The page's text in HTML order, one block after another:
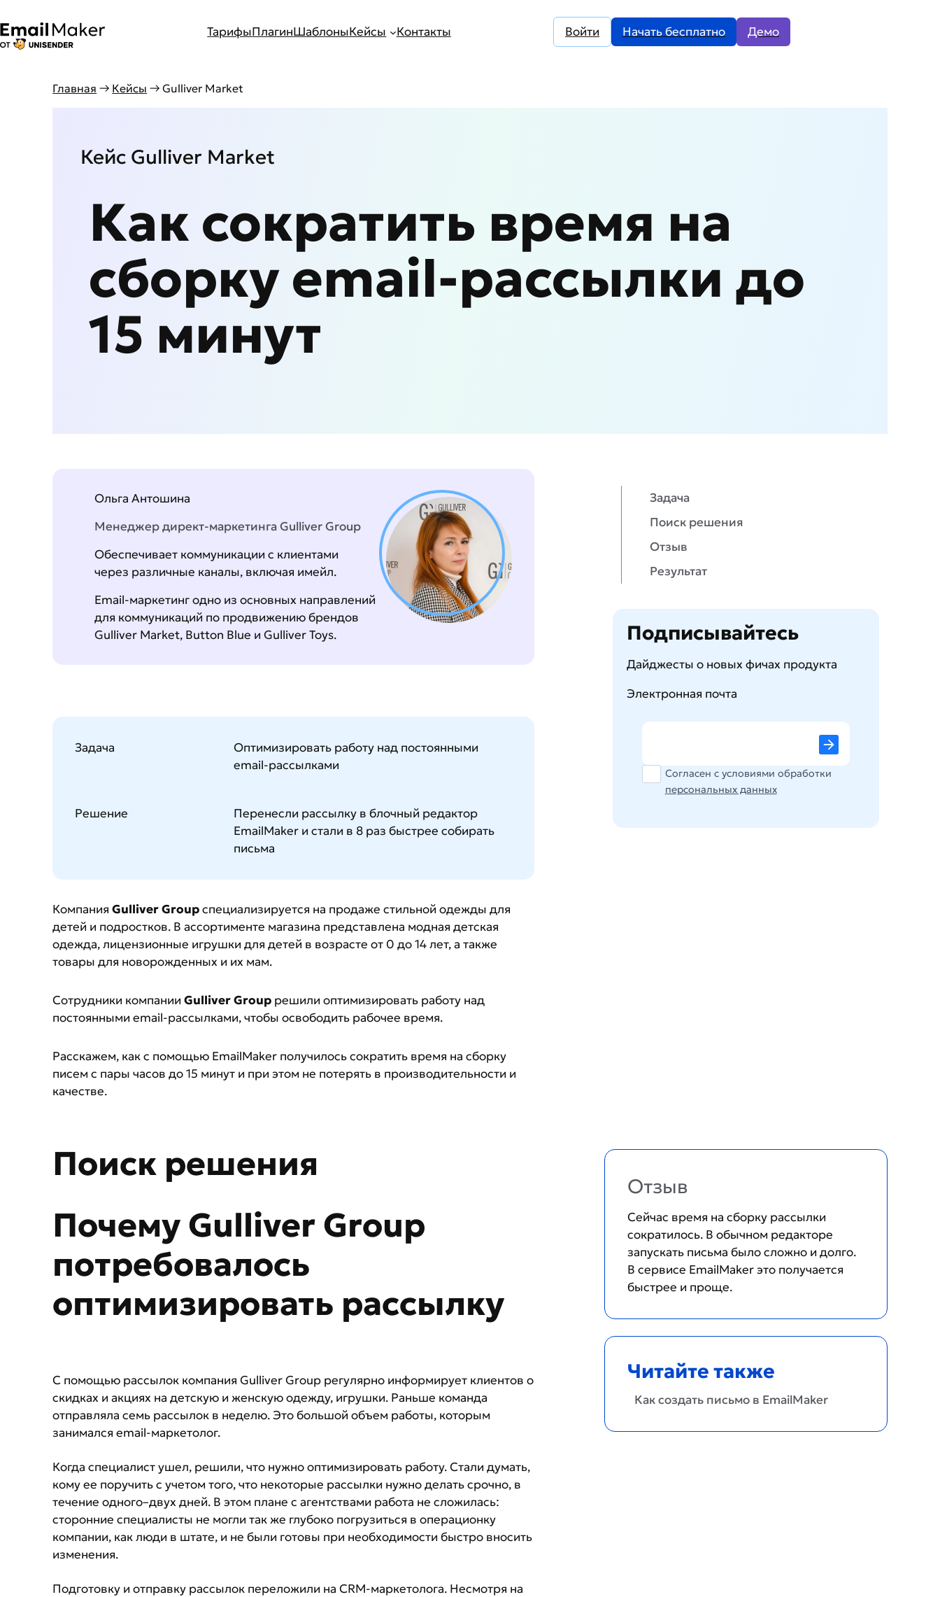
ТарифыПлагинШаблоныКейсы Контакты Войти Начать бесплатно Демо
Главная → Кейсы → Gulliver Market
Кейс Gulliver Market
Как сократить время на
сборку email-рассылки до
15 минут
Ольга Антошина
Менеджер директ-маркетинга Gulliver Group
Обеспечивает коммуникации с клиентами
через различные каналы, включая имейл.
Еmail-маркетинг одно из основных направлений
для коммуникаций по продвижению брендов
Gulliver Market, Button Blue и Gulliver Toys.
Задача
Оптимизировать работу над постоянными
email-рассылками
Решение
Перенесли рассылку в блочный редактор
EmailMaker и стали в 8 раз быстрее собирать
письма
КомпанияGulliver Groupспециализируется на продаже стильной одежды для
детей и подростков. В ассортименте магазина представлена модная детская
одежда, лицензионные игрушки для детей в возрасте от 0 до 14 лет, а также
товары для новорожденных и их мам.
Сотрудники компанииGulliver Group решили оптимизировать работу над
постоянными email-рассылками, чтобы освободить рабочее время.
Расскажем, как с помощью EmailMaker получилось сократить время на сборку
писем с пары часов до 15 минут и при этом не потерять в производительности и
качестве.
Задача
Поиск решения
Отзыв
Результат
Подписывайтесь
Дайджесты о новых фичах продукта
Электронная почта
Согласен с условиями обработки
персональных данных
Поиск решения
Почему Gulliver Group
потребовалось
оптимизировать рассылку
С помощью рассылок компания Gulliver Group регулярно информирует клиентов о
скидках и акциях на детскую и женскую одежду, игрушки. Раньше команда
отправляла семь рассылок в неделю. Это большой объем работы, которым
занимался email-маркетолог.
Когда специалист ушел, решили, что нужно оптимизировать работу. Стали думать,
кому ее поручить с учетом того, что некоторые рассылки нужно делать срочно, в
течение одного–двух дней. В этом плане с агентствами работа не сложилась:
сторонние специалисты не могли так же глубоко погрузиться в операционку
компании, как люди в штате, и не были готовы при необходимости быстро вносить
изменения.
Подготовку и отправку рассылок переложили на CRM-маркетолога. Несмотря на
Отзыв
Сейчас время на сборку рассылки
сократилось. В обычном редакторе
запускать письма было сложно и долго.
В сервисе EmailMaker это получается
быстрее и проще.
Читайте также
Как создать письмо в EmailMaker